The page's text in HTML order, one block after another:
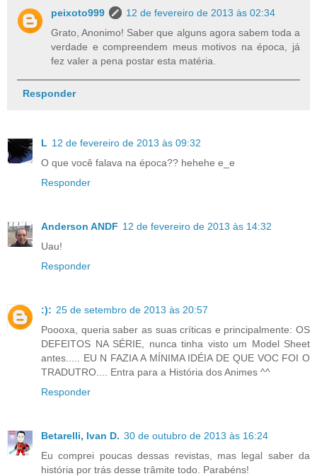
peixoto999
12 de fevereiro de 2013 às 02:34
Grato, Anonimo! Saber que alguns agora sabem toda a
verdade e compreendem meus motivos na época, já
fez valer a pena postar esta matéria.
Responder
L 12 de fevereiro de 2013 às 09:32
O que você falava na época?? hehehe e_e
Responder
Anderson ANDF 12 de fevereiro de 2013 às 14:32
Uau!
Responder
:): 25 de setembro de 2013 às 20:57
Poooxa, queria saber as suas críticas e principalmente: OS
DEFEITOS NA SÉRIE, nunca tinha visto um Model Sheet
antes..... EU N FAZIA A MÍNIMA IDÉIA DE QUE VOC FOI O
TRADUTRO.... Entra para a História dos Animes ^^
Responder
Betarelli, Ivan D. 30 de outubro de 2013 às 16:24
Eu comprei poucas dessas revistas, mas legal saber da
história por trás desse trâmite todo. Parabéns!